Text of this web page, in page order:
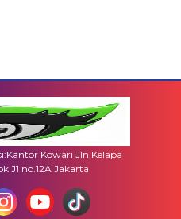
Kowari Jln.Kelapa
J1 no.12A Jakarta